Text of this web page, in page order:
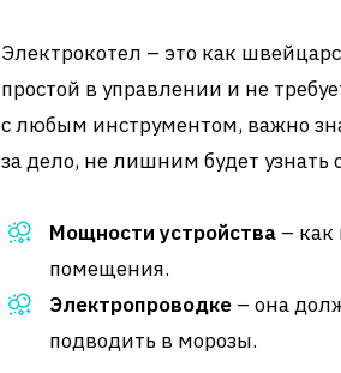
Электрокотел – это как
простой в управлении и не
с любым инструментом, важно
за дело, не лишним будет узнать
Мощности устройства –
помещения.
Электропроводке – она
подводить в морозы.